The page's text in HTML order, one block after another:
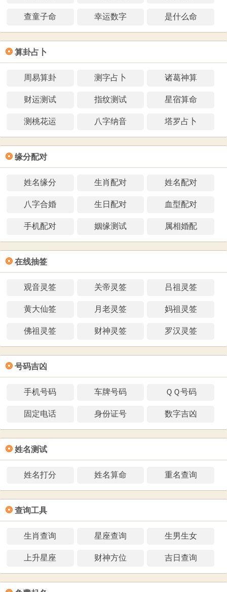
查童子命 幸运数字 是什么命
❂ 算卦占卜
周易算卦 测字占卜 诸葛神算
财运测试 指纹测试 星宿算命
测桃花运 八字纳音 塔罗占卜
❂ 缘分配对
姓名缘分 生肖配对 姓名配对
八字合婚 生日配对 血型配对
手机配对 姻缘测试 属相婚配
❂ 在线抽签
观音灵签 关帝灵签 吕祖灵签
黄大仙签 月老灵签 妈祖灵签
佛祖灵签 财神灵签 罗汉灵签
❂ 号码吉凶
手机号码 车牌号码 ＱＱ号码
固定电话 身份证号 数字吉凶
❂ 姓名测试
姓名打分 姓名算命 重名查询
❂ 查询工具
生肖查询 星座查询 生男生女
上升星座 财神方位 吉日查询